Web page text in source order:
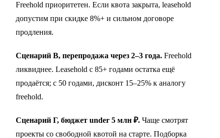
Freehold приоритетен. Если квота закрыта, leasehold
допустим при скидке 8%+ и сильном договоре
продления.
Сценарий В, перепродажа через 2–3 года. Freehold
ликвиднее. Leasehold с 85+ годами остатка ещё
продаётся; с 50 годами, дисконт 15–25% к аналогу
freehold.
Сценарий Г, бюджет under 5 млн ₽. Чаще смотрят
проекты со свободной квотой на старте. Подборка